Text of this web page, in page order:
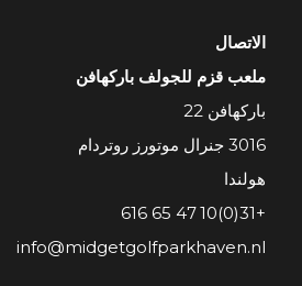
الاتصال
ملعب قزم للجولف باركهافن
باركهافن 22
3016 جنرال موتورز روتردام
هولندا
+31(0)10 47 65 616
info@midgetgolfparkhaven.nl